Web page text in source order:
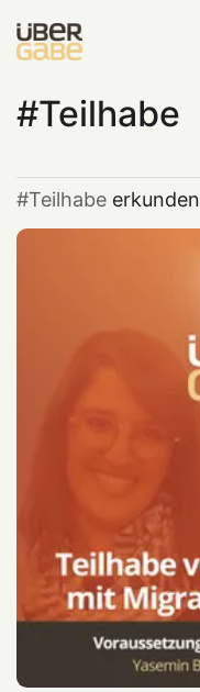
Teilhabe
Teilhabe erkunden